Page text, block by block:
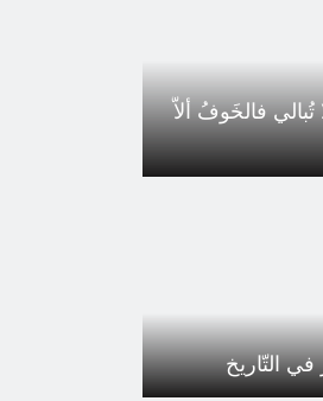
تُبالي فالخَوفُ ألاَّ
في التّاريخ